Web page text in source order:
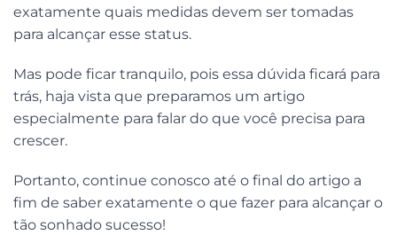
exatamente quais medidas devem ser tomadas
para alcançar esse status.
Mas pode ficar tranquilo, pois essa dúvida ficará para
trás, haja vista que preparamos um artigo
especialmente para falar do que você precisa para
crescer.
Portanto, continue conosco até o final do artigo a
fim de saber exatamente o que fazer para alcançar o
tão sonhado sucesso!